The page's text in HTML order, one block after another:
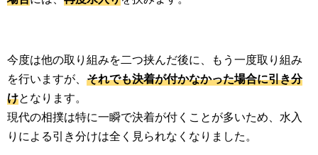
今度は他の取り組みを二つ挟んだ後に、もう一度取り組み
を行いますが、 それでも決着が付かなかった場合に引き分
けとなります。
現代の相撲は特に一瞬で決着が付くことが多いため、水入
りによる引き分けは全く見られなくなりました。